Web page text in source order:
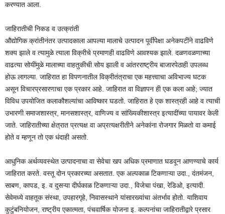
करण्यात आला.
जाहिरातीची निकड व उत्क्रांती
औद्योगिक क्रांतीनंतर उत्पादकाला आपल्या मालाचे उत्पादन पूर्वीपेक्षा अनेकपटींने वाढविणे
शक्य झाले व त्यामुळे त्याला विक्रीचे प्रमाणही वाढविणे आवश्यक झाले. दळणवळणाच्या
वाढत्या सोयींमुळे मालाच्या वाहतुकीची सोय झाली व आंतरराष्ट्रीय बाजारपेठाही उपलब्ध
होऊ लागल्या. जाहिरात हा विपणनातील विक्रीतंत्राचा एक महत्त्वाचा अविभाज्य घटक
असून विचारप्रसारणाचा एक प्रकार आहे. जाहिरात वा विज्ञापन ही एक कला आहे; ज्यात
विविध उपयोजित कलाकौशल्यांचा आविष्कार घडतो. जाहिरात हे एक शास्त्रही आहे व त्याची
उभारणी समाजशास्त्र, मानसशास्त्र, वाणिज्य व सांख्यिकीशास्त्र इत्यादींच्या पायावर केली
जाते. जाहिरातीच्या क्षेत्रात प्रत्यक्ष वा अप्रत्यक्षरीतीने अनेकांना रोजगार मिळतो वा कमाई
होते व म्हणून तो एक धंदाही असतो.
आधुनिक अर्थव्यवस्थेत उत्पादनाचा वा सेवेचा खप अधिक प्रमाणात घडवून आणण्याचे कार्य
जाहिरात करते. वस्तू दोन प्रकारच्या असतात. एक अल्पकाळ टिकणाऱ्या उदा., दंतमंजन,
साबण, कापड, इ. व दुसऱ्या दीर्घकाळ टिकणाऱ्या उदा., विजेचा पंखा, रेडिओ, इत्यादी.
सेवेमध्ये वाहतूक संस्था, उपहारगृहे, निवासस्थाने यांसारख्यांचा अंतर्भाव होतो. याशिवाय
कुटुंबनियोजन, राष्ट्रीय एकात्मता, पंचवार्षिक योजना इ. कल्पनांचा जाहिरातीद्वारे प्रसार